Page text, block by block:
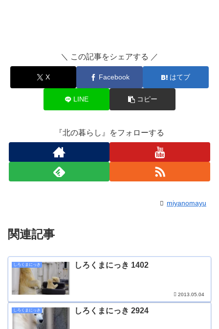
＼ この記事をシェアする ／
X Facebook はてブ
LINE コピー
『北の暮らし』をフォローする
miyanomayu
関連記事
しろくまにっき しろくまにっき 1402
2013.05.04
しろくまにっき しろくまにっき 2924